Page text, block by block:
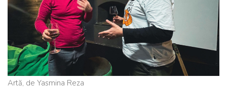
Artă, de Yasmina Reza